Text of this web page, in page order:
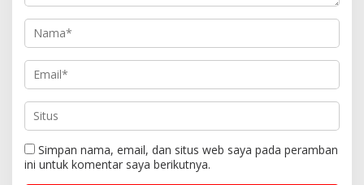
Simpan nama, email, dan situs web saya pada peramban
ini untuk komentar saya berikutnya.